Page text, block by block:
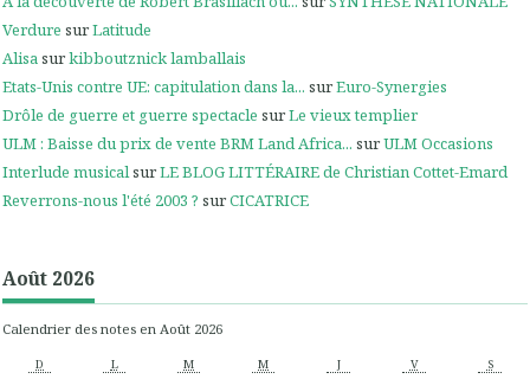
Verdure surLatitude
Alisasurkibboutznick lamballais
Etats-Unis contre UE: capitulation dans la... surEuro-Synergies
Drôle de guerre et guerre spectacle surLe vieux templier
ULM : Baisse du prix de vente BRM Land Africa... surULM Occasions
Interlude musicalsurLE BLOG LITTÉRAIRE de Christian Cottet-Emard
Reverrons-nous l'été 2003 ? surCICATRICE
Août 2026
Calendrier des notes en Août 2026
D L M M J V S